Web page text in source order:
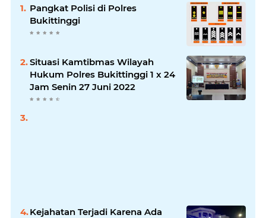
Pangkat Polisi di Polres
Bukittinggi
Situasi Kamtibmas Wilayah
Hukum Polres Bukittinggi 1 x 24
Jam Senin 27 Juni 2022
Kejahatan Terjadi Karena Ada